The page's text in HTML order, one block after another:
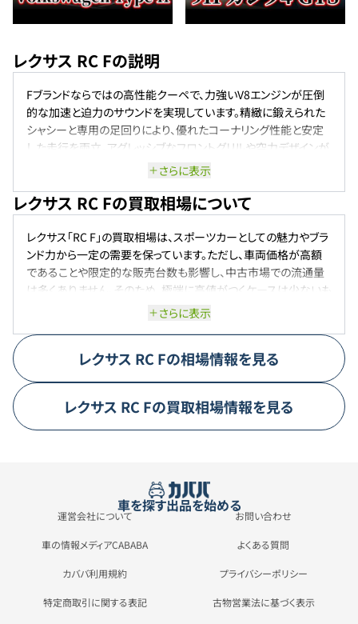
レクサス RC Fの説明
Fブランドならではの高性能クーペで、力強いV8エンジンが圧倒
的な加速と迫力のサウンドを実現しています。精緻に鍛えられた
シャシーと専用の足回りにより、優れたコーナリング性能と安定
した走行を両立。アグレッシブなフロントグリルや空力デザインが
スポーティさを強調し、独特の高級感も漂わせます。走りの楽しさ
さらに表示
レクサス RC Fの買取相場について
レクサス「RC F」の買取相場は、スポーツカーとしての魅力やブラ
ンド力から一定の需要を保っています。ただし、車両価格が高額
であることや限定的な販売台数も影響し、中古市場での流通量
は多くありません。そのため、極端に高値がつくケースは少ないも
のの、状態の良い個体や走行距離の短いものは比較的安定した
ルは、安全装備の充実やパフォーマンスの向上が評価されやす
く、買取価格も安定傾向です。一方で、初期型や走行距離の多い
車両は相場が下がりやすい状況にあります。全体としては、スポ
ドの信頼性に支えられ、急激な価格変動は起きにくいと言えるで
しょう。今後もコアなファン層を中心に安定した中古市場価値を
さらに表示
レクサス RC Fの相場情報を見る
レクサス RC Fの買取相場情報を見る
車を探す出品を始める
運営会社について お問い合わせ
車の情報メディアCABABA よくある質問
カババ利用規約 プライバシーポリシー
特定商取引に関する表記 古物営業法に基づく表示